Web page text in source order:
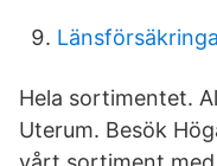
Hela sortimentet.
Uterum. Besök